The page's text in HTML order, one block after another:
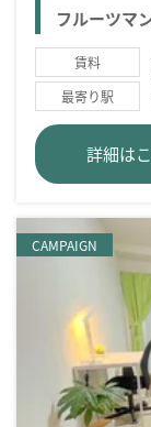
フルーツマ
賃料
最寄り駅
詳細は
CAMPAIGN